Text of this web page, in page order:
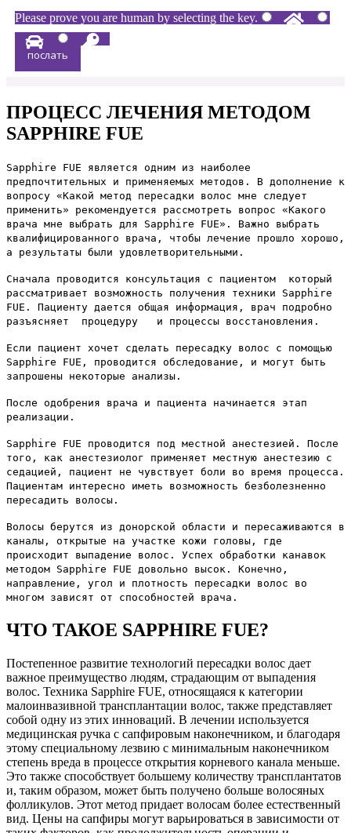
Please prove you are human by selecting the key.
ПРОЦЕСС ЛЕЧЕНИЯ МЕТОДОМ
SAPPHIRE FUE
Sapphire FUE является одним из наиболее
предпочтительных и применяемых методов. В дополнение к
вопросу «Какой метод пересадки волос мне следует
применить» рекомендуется рассмотреть вопрос «Какого
врача мне выбрать для Sapphire FUE». Важно выбрать
квалифицированного врача, чтобы лечение прошло хорошо,
а результаты были удовлетворительными.
Сначала проводится консультация с пациентом который
рассматривает возможность получения техники Sapphire
FUE. Пациенту дается общая информация, врач подробно
разъясняет процедуру и процессы восстановления.
Если пациент хочет сделать пересадку волос с помощью
Sapphire FUE, проводится обследование, и могут быть
запрошены некоторые анализы.
После одобрения врача и пациента начинается этап
реализации.
Sapphire FUE проводится под местной анестезией. После
того, как анестезиолог применяет местную анестезию с
седацией, пациент не чувствует боли во время процесса.
Пациентам интересно иметь возможность безболезненно
пересадить волосы.
Волосы берутся из донорской области и пересаживаются в
каналы, открытые на участке кожи головы, где
происходит выпадение волос. Успех обработки канавок
методом Sapphire FUE довольно высок. Конечно,
направление, угол и плотность пересадки волос во
многом зависят от способностей врача.
ЧТО ТАКОЕ SAPPHIRE FUE?
Постепенное развитие технологий пересадки волос дает
важное преимущество людям, страдающим от выпадения
волос. Техника Sapphire FUE, относящаяся к категории
малоинвазивной трансплантации волос, также представляет
собой одну из этих инноваций. В лечении используется
медицинская ручка с сапфировым наконечником, и благодаря
этому специальному лезвию с минимальным наконечником
степень вреда в процессе открытия корневого канала меньше.
Это также способствует большему количеству трансплантатов
и, таким образом, может быть получено больше волосяных
фолликулов. Этот метод придает волосам более естественный
вид. Цены на сапфиры могут варьироваться в зависимости от